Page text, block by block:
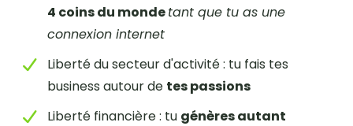
4 coins du mondetant que tu as une
connexion internet
Liberté du secteur d'activité : tu fais tes
business autour de tes passions
Liberté financière : tu génères autant